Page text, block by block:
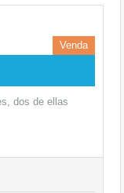
Venda
dos de ellas